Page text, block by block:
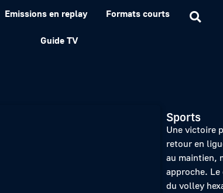
Emissions en replay Formats courts
Guide TV
méthode Coué
Sports
Une victoire
retour en
au maintien,
approche.
du volley